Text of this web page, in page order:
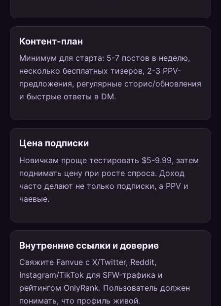
Контент-план
Минимум для старта: 5-7 постов в неделю,
несколько бесплатных тизеров, 2-3 PPV-
предложения, регулярные сторис/обновления
и быстрые ответы в DM.
Цена подписки
Новичкам проще тестировать $5-9.99, затем
поднимать цену при росте спроса. Доход
часто делают не только подписки, а PPV и
чаевые.
Внутренние ссылки и доверие
Свяжите Fanvue с X/Twitter, Reddit,
Instagram/TikTok для SFW-трафика и
рейтингом OnlyRank. Пользователь должен
понимать, что профиль живой.